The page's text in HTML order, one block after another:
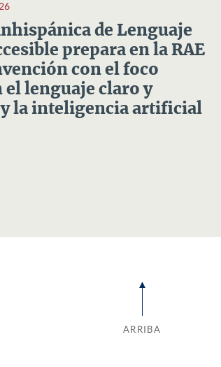
de Lenguaje
prepara en la RAE
con el foco
el lenguaje claro y
y la inteligencia artificial
ARRIBA